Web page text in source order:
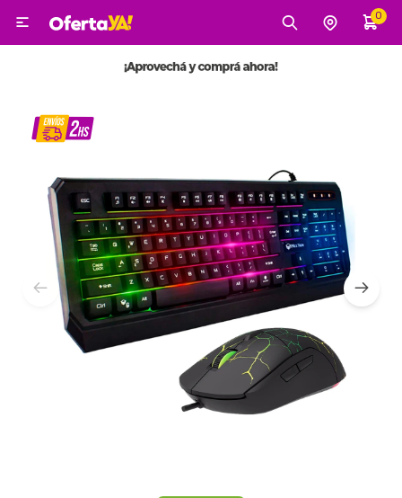
0
 MI CUENTA
Tecnología
Tecnología
Gaming